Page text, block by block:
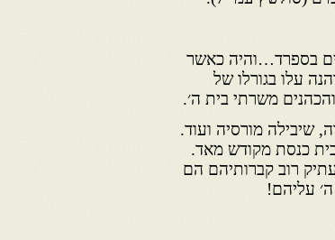
בספרד…והיה כאשר
עלו בגורלו של
משרתי בית ה׳.
שיבילה מורסיה ועוד.
כנסת מקודש מאד.
רוב קברותיהם הם
ה׳ עליהם!